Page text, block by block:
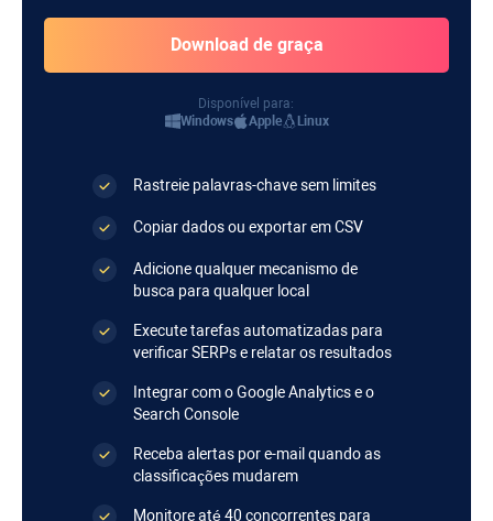
Disponível para:
Windows
Apple Linux
Rastreie palavras-chave sem limites
Copiar dados ou exportar em CSV
Adicione qualquer mecanismo de
busca para qualquer local
Execute tarefas automatizadas para
verificar SERPs e relatar os resultados
Integrar com o Google Analytics e o
Search Console
Receba alertas por e-mail quando as
classificações mudarem
Monitore até 40 concorrentes para